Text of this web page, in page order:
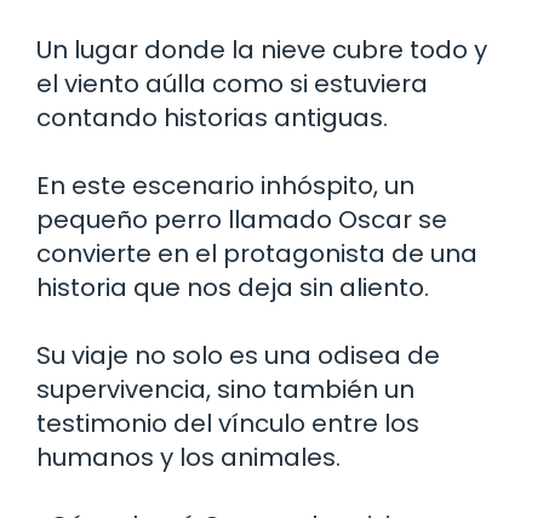
Un lugar donde la nieve cubre todo y
el viento aúlla como si estuviera
contando historias antiguas.
En este escenario inhóspito, un
pequeño perro llamado Oscar se
convierte en el protagonista de una
historia que nos deja sin aliento.
Su viaje no solo es una odisea de
supervivencia, sino también un
testimonio del vínculo entre los
humanos y los animales.